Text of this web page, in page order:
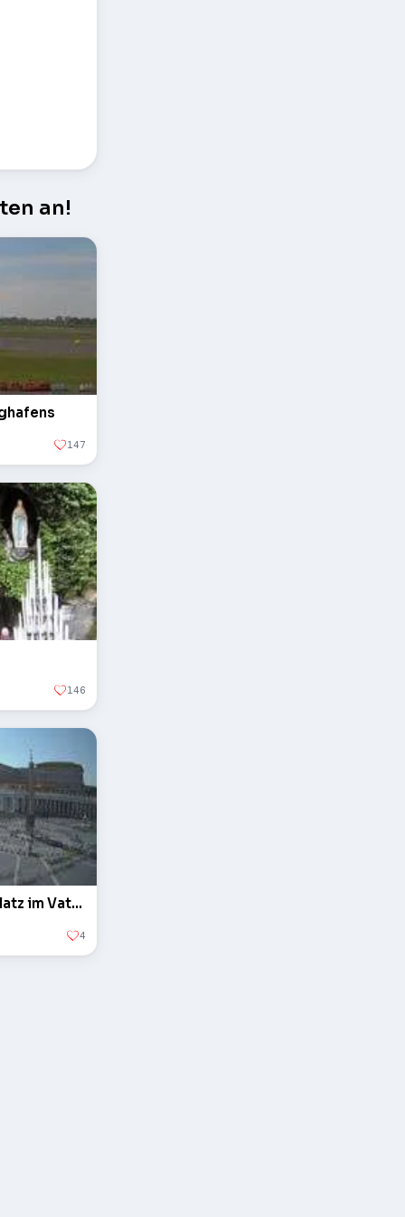
an!
147
146
Der Obelisk auf dem Petersplatz im Vatikan
4